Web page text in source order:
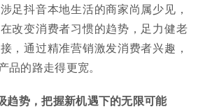
足抖音本地生活的商家尚属少见，
改变消费者习惯的趋势，足力健老
，通过精准营销激发消费者兴趣，
的路走得更宽。
势，把握新机遇下的无限可能